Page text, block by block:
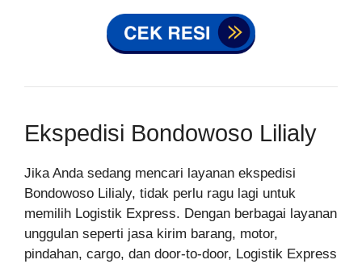
Ekspedisi Bondowoso Lilialy
Jika Anda sedang mencari layanan ekspedisi
Bondowoso Lilialy, tidak perlu ragu lagi untuk
memilih Logistik Express. Dengan berbagai layanan
unggulan seperti jasa kirim barang, motor,
pindahan, cargo, dan door-to-door, Logistik Express